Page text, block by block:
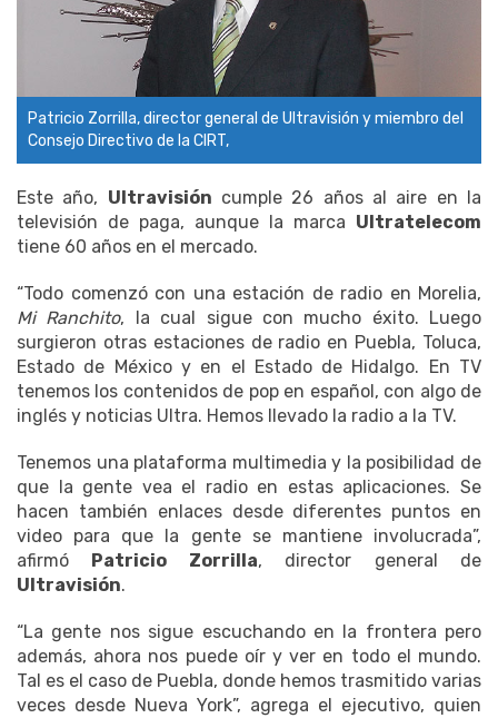
Patricio Zorrilla, director general de Ultravisión y miembro del
Consejo Directivo de la CIRT,
Este año, Ultravisión cumple 26 años al aire en la
televisión de paga, aunque la marca Ultratelecom
tiene 60 años en el mercado.
“Todo comenzó con una estación de radio en Morelia,
Mi Ranchito, la cual sigue con mucho éxito. Luego
surgieron otras estaciones de radio en Puebla, Toluca,
Estado de México y en el Estado de Hidalgo. En TV
tenemos los contenidos de pop en español, con algo de
inglés y noticias Ultra. Hemos llevado la radio a la TV.
Tenemos una plataforma multimedia y la posibilidad de
que la gente vea el radio en estas aplicaciones. Se
hacen también enlaces desde diferentes puntos en
video para que la gente se mantiene involucrada”,
afirmó Patricio Zorrilla, director general de
Ultravisión.
“La gente nos sigue escuchando en la frontera pero
además, ahora nos puede oír y ver en todo el mundo.
Tal es el caso de Puebla, donde hemos trasmitido varias
veces desde Nueva York”, agrega el ejecutivo, quien